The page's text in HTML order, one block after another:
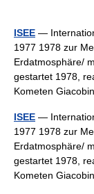
ISEE —
1977 1978 zur
Erdatmosphäre/
gestartet 1978,
Kometen
ISEE —
1977 1978 zur
Erdatmosphäre/
gestartet 1978,
Kometen